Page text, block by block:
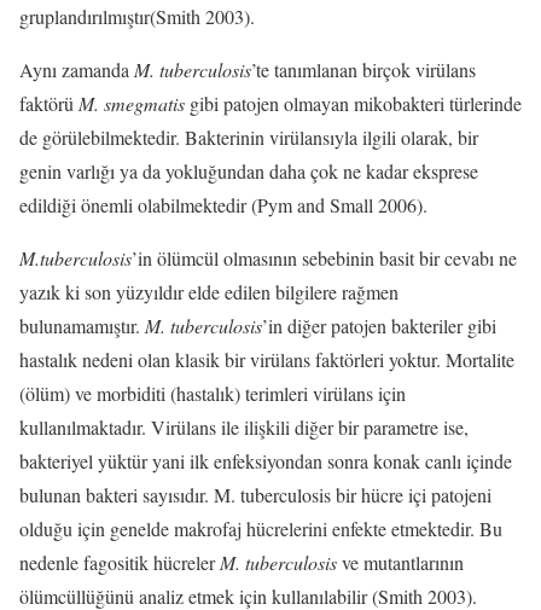
gruplandırılmıştır(Smith 2003).
Aynı zamanda M. tuberculosis’te tanımlanan birçok virülans
faktörü M. smegmatis gibi patojen olmayan mikobakteri türlerinde
de görülebilmektedir. Bakterinin virülansıyla ilgili olarak, bir
genin varlığı ya da yokluğundan daha çok ne kadar eksprese
edildiği önemli olabilmektedir (Pym and Small 2006).
M.tuberculosis’in ölümcül olmasının sebebinin basit bir cevabı ne
yazık ki son yüzyıldır elde edilen bilgilere rağmen
bulunamamıştır. M. tuberculosis’in diğer patojen bakteriler gibi
hastalık nedeni olan klasik bir virülans faktörleri yoktur. Mortalite
(ölüm) ve morbiditi (hastalık) terimleri virülans için
kullanılmaktadır. Virülans ile ilişkili diğer bir parametre ise,
bakteriyel yüktür yani ilk enfeksiyondan sonra konak canlı içinde
bulunan bakteri sayısıdır. M. tuberculosis bir hücre içi patojeni
olduğu için genelde makrofaj hücrelerini enfekte etmektedir. Bu
nedenle fagositik hücrelerM. tuberculosisve mutantlarının
ölümcüllüğünü analiz etmek için kullanılabilir (Smith 2003).